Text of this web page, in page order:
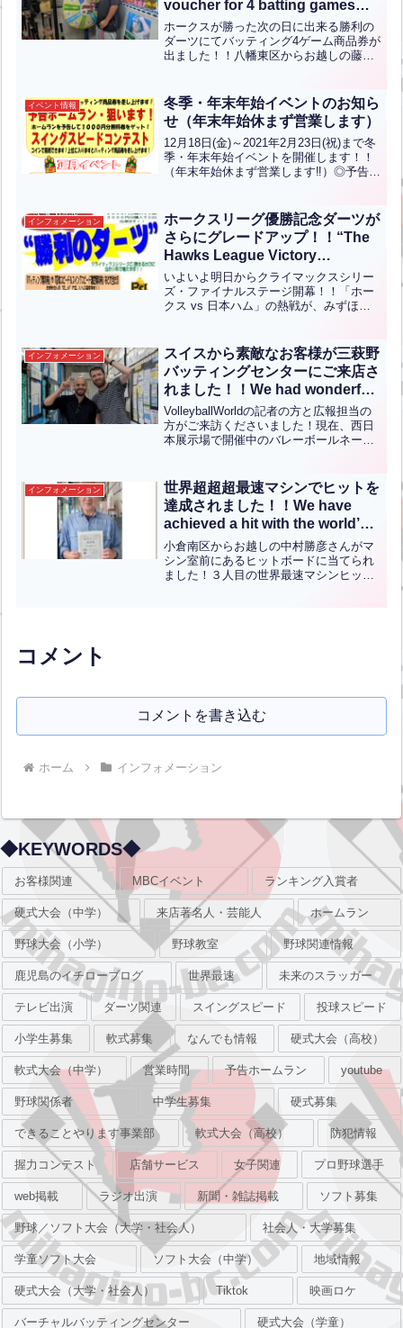
voucher for 4 batting games
from the victory darts!”【ENG
CHT KOR JPN】
ホークスが勝った次の日に出来る勝利の
ダーツにてバッティング4ゲーム商品券が
出ました！！八幡東区からお越しの藤田
います！！こちらの勝利のダーツはシー
ズンが終わるまで開...全文はクリック
イベント情報
冬季・年末年始イベントのお知ら
せ（年末年始休まず営業します）
12月18日(金)～2021年2月23日(祝)まで冬
季・年末年始イベントを開催します！！
（年末年始休まず営業します‼️）◎予告ホ
て１ゲームの間にホームランボードに当
たり...全文はクリック
インフォメーション
ホークスリーグ優勝記念ダーツが
さらにグレードアップ！！“The
Hawks League Victory
Celebration Darts has been
upgraded even further!!”
いよいよ明日からクライマックスシリー
ズ・ファイナルステージ開幕！！「ホー
クス vs 日本ハム」の熱戦が、みずほ
なんとパワーアップして登場！今回は
「クライマックス進...全文はクリック
インフォメーション
スイスから素敵なお客様が三萩野
バッティングセンターにご来店さ
れました！！We had wonderful
guests from Switzerland visit
the Mihagino Batting Center!(英
中翻訳)
VolleyballWorldの記者の方と広報担当の
方がご来訪くださいました！現在、西日
本展示場で開催中のバレーボールネーシ
ィングセンターにもお立ち寄りいただき
まし...全文はクリック
インフォメーション
世界超超超最速マシンでヒットを
達成されました！！We have
achieved a hit with the world’s
ultra-ultra-ultra-fast machine!!
小倉南区からお越しの中村勝彦さんがマ
シン室前にあるヒットボードに当てられ
ました！３人目の世界最速マシンヒッタ
コメント
コメントを書き込む
ホーム インフォメーション
◆KEYWORDS◆
お客様関連 MBCイベント ランキング入賞者
硬式大会（中学） 来店著名人・芸能人 ホームラン
野球大会（小学） 野球教室 野球関連情報
鹿児島のイチローブログ 世界最速 未来のスラッガー
テレビ出演 ダーツ関連 スイングスピード 投球スピード
小学生募集 軟式募集 なんでも情報 硬式大会（高校）
軟式大会（中学） 営業時間 予告ホームラン youtube
野球関係者 中学生募集 硬式募集
できることやります事業部 軟式大会（高校） 防犯情報
握力コンテスト 店舗サービス 女子関連 プロ野球選手
web掲載 ラジオ出演 新聞・雑誌掲載 ソフト募集
野球／ソフト大会（大学・社会人） 社会人・大学募集
学童ソフト大会 ソフト大会（中学） 地域情報
硬式大会（大学・社会人） Tiktok 映画ロケ
バーチャルバッティングセンター 硬式大会（学童）